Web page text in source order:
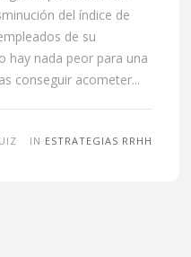
del índice de
de su
hay nada peor para una
conseguir acometer...
IN ESTRATEGIAS RRHH